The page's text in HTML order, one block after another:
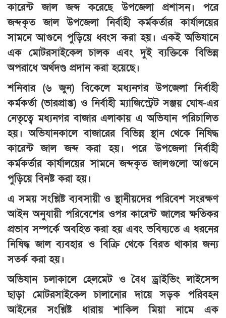
কারেন্ট জাল জব্দ করেছে উপজেলা প্রশাসন। পরে
জব্দকৃত জাল উপজেলা নির্বাহী কর্মকর্তার কার্যালয়ের
সামনে আগুনে পুড়িয়ে ধ্বংস করা হয়। একই অভিযানে
এক মোটরসাইকেল চালক এবং দুই ব্যক্তিকে বিভিন্ন
অপরাধে অর্থদণ্ড প্রদান করা হয়েছে।
শনিবার (৬ জুন) বিকেলে মধ্যনগর উপজেলা নির্বাহী
কর্মকর্তা (ভারপ্রাপ্ত) ও নির্বাহী ম্যাজিস্ট্রেট সঞ্জয় ঘোষ-এর
নেতৃত্বে মধ্যনগর বাজার এলাকায় এ অভিযান পরিচালিত
হয়। অভিযানকালে বাজারের বিভিন্ন স্থান থেকে নিষিদ্ধ
কারেন্ট জাল জব্দ করা হয়। পরে উপজেলা নির্বাহী
কর্মকর্তার কার্যালয়ের সামনে জব্দকৃত জালগুলো আগুনে
পুড়িয়ে বিনষ্ট করা হয়।
এ সময় সংশ্লিষ্ট ব্যবসায়ী ও স্থানীয়দের পরিবেশ সংরক্ষণ
আইন অনুযায়ী পরিবেশের ওপর কারেন্ট জালের ক্ষতিকর
প্রভাব সম্পর্কে অবহিত করা হয় এবং ভবিষ্যতে এ ধরনের
নিষিদ্ধ জাল ব্যবহার ও বিক্রি থেকে বিরত থাকার জন্য
সতর্ক করা হয়।
অভিযান চলাকালে হেলমেট ও বৈধ ড্রাইভিং লাইসেন্স
ছাড়া মোটরসাইকেল চালানোর দায়ে সড়ক পরিবহন
আইনের সংশ্লিষ্ট ধারায় শাকিল মিয়া নামে এক